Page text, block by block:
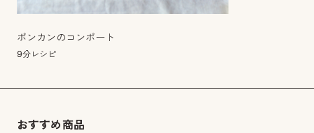
ポンカンのコンポート
9分レシピ
おすすめ商品